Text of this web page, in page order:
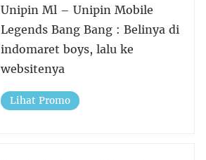
Unipin Ml – Unipin Mobile
Legends Bang Bang : Belinya di
indomaret boys, lalu ke
websitenya
Lihat Promo